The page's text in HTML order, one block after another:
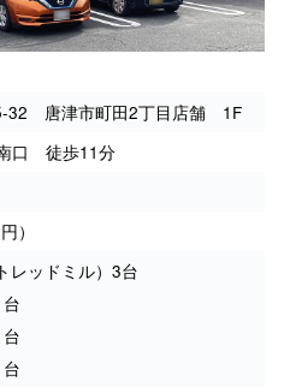
32 唐津市町田2丁目店舗 1F
口 徒歩11分
）
レッドミル）3台